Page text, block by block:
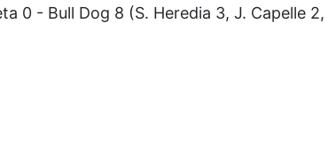
0 - Bull Dog 8 (S. Heredia 3, J. Capelle